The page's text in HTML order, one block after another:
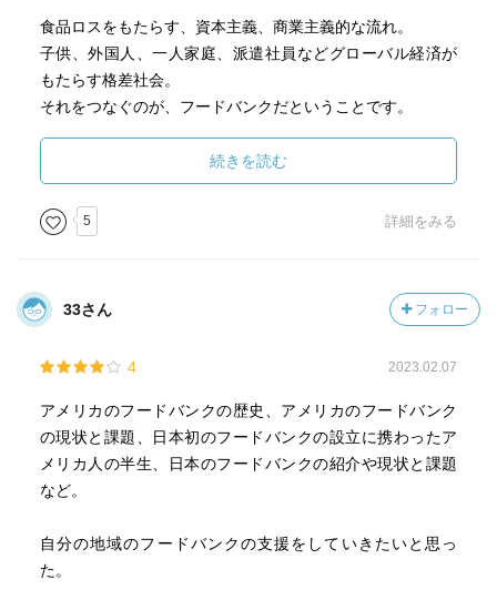
食品ロスをもたらす、資本主義、商業主義的な流れ。
子供、外国人、一人家庭、派遣社員などグローバル経済が
もたらす格差社会。
それをつなぐのが、フードバンクだということです。
ボランティア団体ではありません。
寄付金を募るためのマーケティング戦略、専門知識を有す
る人材採用と育成、
組織運営。
老後の余勢をボランティアという考え方は否定しません
モノでなければならないと私考えており、そういったこと
経営的なものの視点をもち、「社会課題」を解決していく
といったあるべき姿であると思っています。
の熱い気持ち、パッションがてんこ盛りです。
続きを読む
5 詳細をみる
33さん フォロー
4 2023.02.07
アメリカのフードバンクの歴史、アメリカのフードバンク
の現状と課題、日本初のフードバンクの設立に携わったア
メリカ人の半生、日本のフードバンクの紹介や現状と課題
など。
自分の地域のフードバンクの支援をしていきたいと思っ
た。